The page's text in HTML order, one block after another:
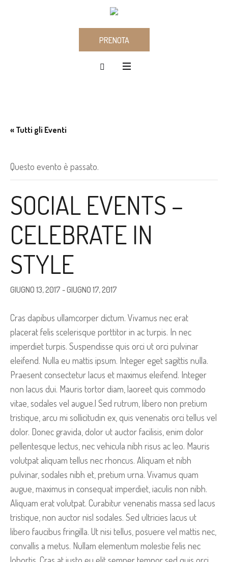
PRENOTA
« Tutti gli Eventi
Questo evento è passato.
SOCIAL EVENTS –
CELEBRATE IN
STYLE
GIUGNO 13, 2017 -GIUGNO 17, 2017
Cras dapibus ullamcorper dictum. Vivamus nec erat
placerat felis scelerisque porttitor in ac turpis. In nec
imperdiet turpis. Suspendisse quis orci ut orci pulvinar
eleifend. Nulla eu mattis ipsum. Integer eget sagittis nulla.
Praesent consectetur lacus et maximus eleifend. Integer
non lacus dui. Mauris tortor diam, laoreet quis commodo
vitae, sodales vel augue.| Sed rutrum, libero non pretium
tristique, arcu mi sollicitudin ex, quis venenatis orci tellus vel
dolor. Donec gravida, dolor ut auctor facilisis, enim dolor
pellentesque lectus, nec vehicula nibh risus ac leo. Mauris
volutpat aliquam tellus nec rhoncus. Aliquam et nibh
pulvinar, sodales nibh et, pretium urna. Vivamus quam
augue, maximus in consequat imperdiet, iaculis non nibh.
Aliquam erat volutpat. Curabitur venenatis massa sed lacus
tristique, non auctor nisl sodales. Sed ultricies lacus ut
libero faucibus fringilla. Ut nisi tellus, posuere vel mattis nec,
convallis a metus. Nullam elementum molestie felis nec